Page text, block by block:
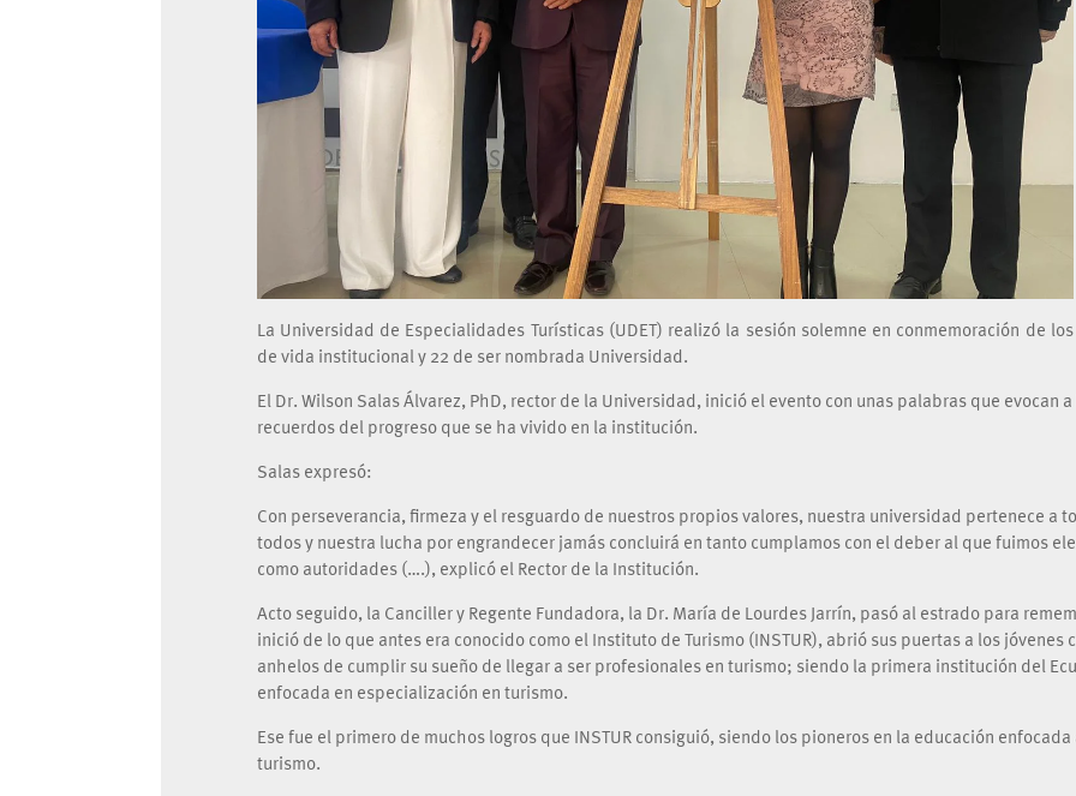
La Universidad de Especialidades Turísticas (UDET) realizó la sesión solemne en conmemoración de
de vida institucional y 22 de ser nombrada Universidad.
El Dr. Wilson Salas Álvarez, PhD, rector de la Universidad, inició el evento con unas palabras que evocan a
recuerdos del progreso que se ha vivido en la institución.
Salas expresó:
Con perseverancia, firmeza y el resguardo de nuestros propios valores, nuestra universidad pertenece a
todos y nuestra lucha por engrandecer jamás concluirá en tanto cumplamos con el deber al que fuimos
como autoridades (….), explicó el Rector de la Institución.
Acto seguido, la Canciller y Regente Fundadora, la Dr. María de Lourdes Jarrín, pasó al estrado para
inició de lo que antes era conocido como el Instituto de Turismo (INSTUR), abrió sus puertas a los jóvenes
anhelos de cumplir su sueño de llegar a ser profesionales en turismo; siendo la primera institución del
enfocada en especialización en turismo.
Ese fue el primero de muchos logros que INSTUR consiguió, siendo los pioneros en la educación enfocada
turismo.